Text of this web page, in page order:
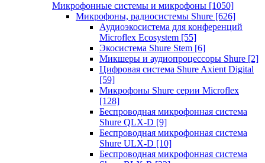
Микрофонные системы и микрофоны [1050]
Микрофоны, радиосистемы Shure [626]
Аудиоэкосистема для конференций
Microflex Ecosystem [55]
Экосистема Shure Stem [6]
Микшеры и аудиопроцессоры Shure [2]
Цифровая система Shure Axient Digital
[59]
Микрофоны Shure серии Microflex
[128]
Беспроводная микрофонная система
Shure QLX-D [9]
Беспроводная микрофонная система
Shure ULX-D [10]
Беспроводная микрофонная система